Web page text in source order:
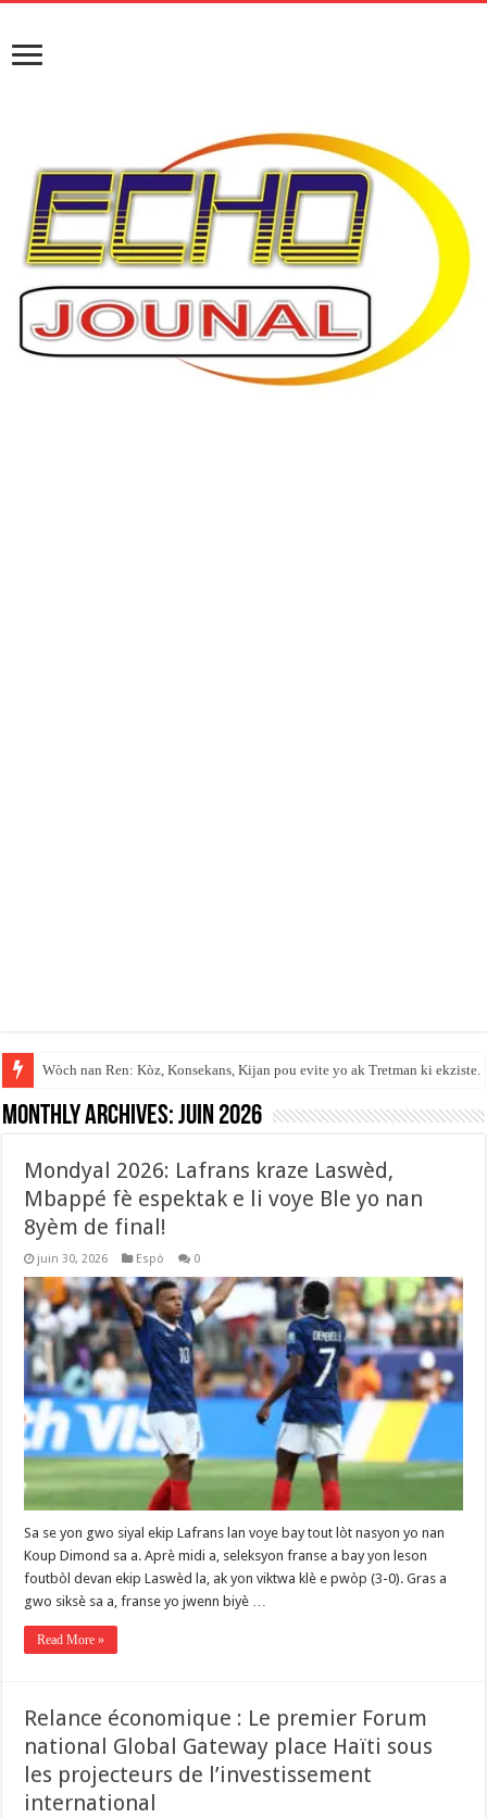
Anbasad peyi Dayiti an Repiblik Dominiken fèmen sèvis paspò li.
Monthly Archives:juin 2026
Mondyal 2026: Lafrans kraze Laswèd,
Mbappé fè espektak e li voye Ble yo nan
8yèm de final!
juin 30, 2026 Espò 0
Sa se yon gwo siyal ekip Lafrans lan voye bay tout lòt nasyon yo nan
Koup Dimond sa a. Aprè midi a, seleksyon franse a bay yon leson
foutbòl devan ekip Laswèd la, ak yon viktwa klè e pwòp (3-0). Gras a
gwo siksè sa a, franse yo jwenn biyè …
Read More »
Relance économique : Le premier Forum
national Global Gateway place Haïti sous
les projecteurs de l’investissement
international